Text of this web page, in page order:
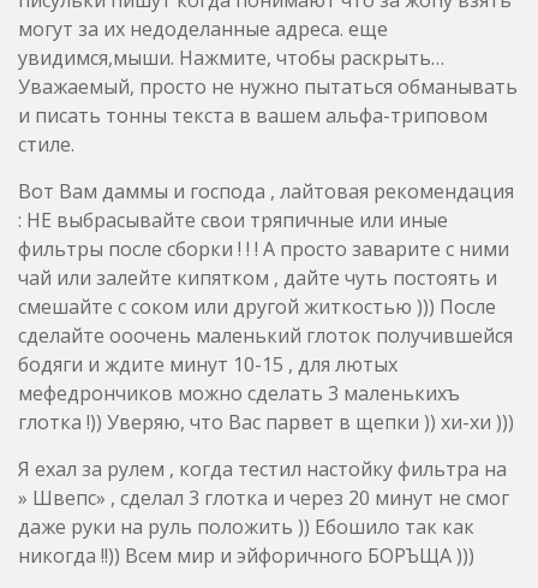
Вот Вам даммы и господа , лайтовая рекомендация
: НЕ выбрасывайте свои тряпичные или иные
фильтры после сборки ! ! ! А просто заварите с ними
чай или залейте кипятком , дайте чуть постоять и
смешайте с соком или другой житкостью ))) После
сделайте ооочень маленький глоток получившейся
бодяги и ждите минут 10-15 , для лютых
мефедрончиков можно сделать 3 маленькихъ
глотка !)) Уверяю, что Вас парвет в щепки )) хи-хи )))
Я ехал за рулем , когда тестил настойку фильтра на
» Швепс» , сделал 3 глотка и через 20 минут не смог
даже руки на руль положить )) Ебошило так как
никогда !!)) Всем мир и эйфоричного БОРЪЩА )))
по 100-130г выход
в бутылку ДЭБК вылил бутылку амиака 10% и под
горячей водой встряхивал 10минут канистру )